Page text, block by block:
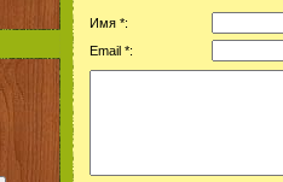
Имя *:
Email *: